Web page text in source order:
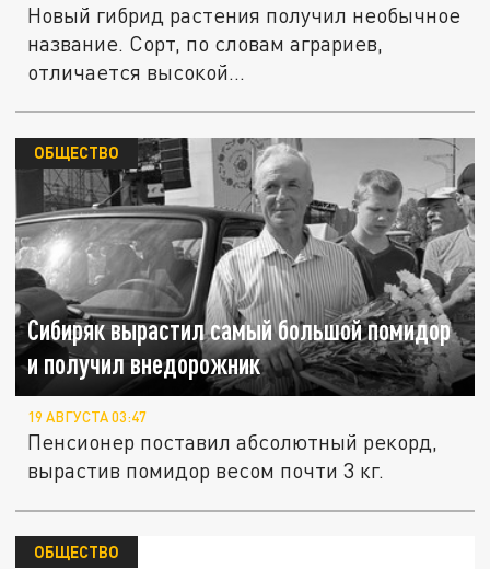
Новый гибрид растения получил необычное
название. Сорт, по словам аграриев,
отличается высокой...
Сибиряк вырастил самый большой помидор
и получил внедорожник
ОБЩЕСТВО
19 АВГУСТА 03:47
Пенсионер поставил абсолютный рекорд,
вырастив помидор весом почти 3 кг.
ОБЩЕСТВО